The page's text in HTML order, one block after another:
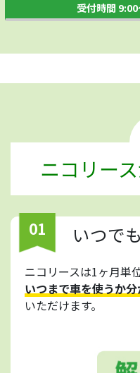
受付時間
ニコリー
01 いつで
ニコリースは1ヶ月単
いつまで車を使うか
いただけます。